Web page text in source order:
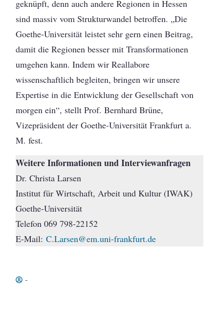
geknüpft, denn auch andere Regionen in Hessen
sind massiv vom Strukturwandel betroffen. „Die
Goethe-Universität leistet sehr gern einen Beitrag,
damit die Regionen besser mit Transformationen
umgehen kann. Indem wir Reallabore
wissenschaftlich begleiten, bringen wir unsere
Expertise in die Entwicklung der Gesellschaft von
morgen ein“, stellt Prof. Bernhard Brüne,
Vizepräsident der Goethe-Universität Frankfurt a.
M. fest.
Weitere Informationen und Interviewanfragen
Dr. Christa Larsen
Institut für Wirtschaft, Arbeit und Kultur (IWAK)
Goethe-Universität
Telefon 069 798-22152
E-Mail:C.Larsen@em.uni-frankfurt.de
-